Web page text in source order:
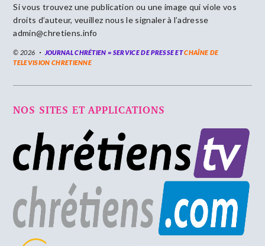
Si vous trouvez une publication ou une image qui viole vos
droits d’auteur, veuillez nous le signaler à l’adresse
admin@chretiens.info
© 2026 JOURNAL CHRÉTIEN = SERVICE DE PRESSE ETCHAÎNE DE
TELEVISION CHRETIENNE
NOS SITES ET APPLICATIONS